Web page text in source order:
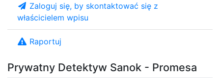
Prywatny Detektyw Sanok - Promesa
Zaloguj się, by skontaktować się z
właścicielem wpisu
Raportuj